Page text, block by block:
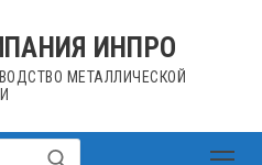
ИНПРО
МЕТАЛЛИЧЕСКОЙ